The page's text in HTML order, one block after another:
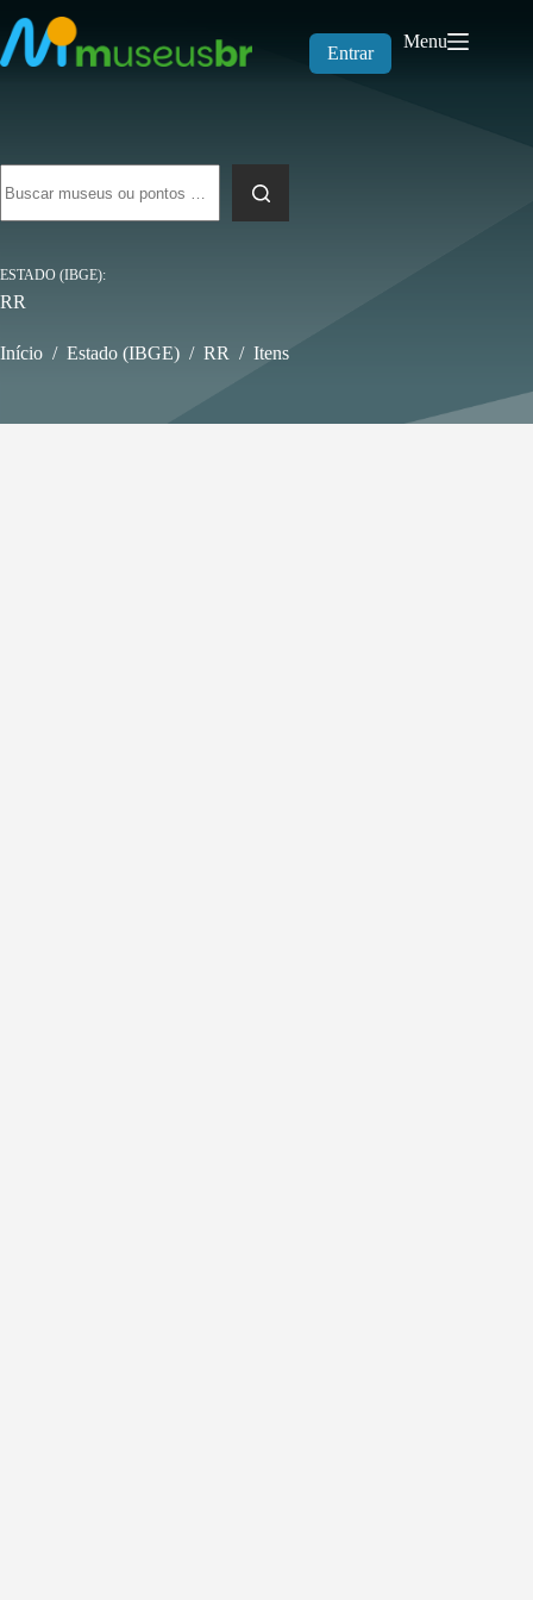
para
o
conteúdo
Entrar
Menu
resultados
ESTADO (IBGE)
RR
Início / Estado (IBGE) / RR / Itens